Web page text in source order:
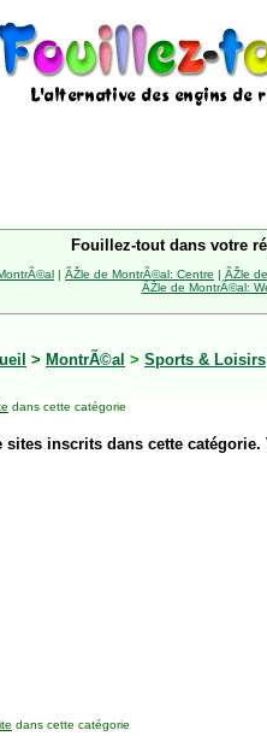
Fouillez-tout dans votre
| ÃŽle de MontrÃ©al: Centre | ÃŽle
ÃŽle de MontrÃ©al:
> MontrÃ©al > Sports & Loisirs
dans cette catégorie
sites inscrits dans cette
dans cette catégorie